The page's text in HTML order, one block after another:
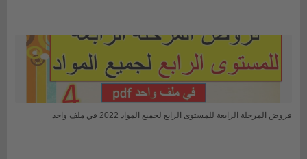
فروض المرحلة الرابعة للمستوى الرابع لجميع المواد 2022 في ملف واحد